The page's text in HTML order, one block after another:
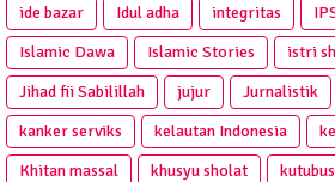
ide bazar
Idul adha integritas
Islamic Dawa
Islamic Stories
istri
Jihad fii Sabilillah
jujur Jurnalistik
kanker serviks
kelautan Indonesia
Khitan massal
khusyu sholat